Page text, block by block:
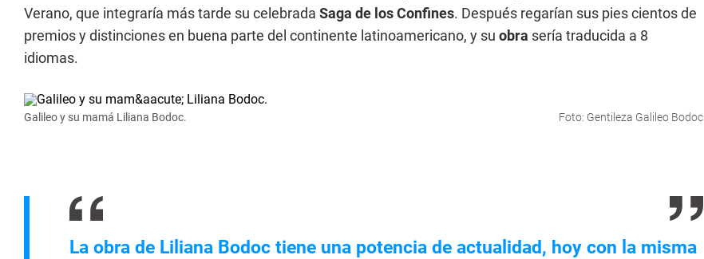
Verano, que integraría más tarde su celebrada Saga de los Confines. Después regarían sus pies cientos de
premios y distinciones en buena parte del continente latinoamericano, y su obra sería traducida a 8
idiomas.
Galileo y su mamá Liliana Bodoc. Foto: Gentileza Galileo Bodoc
La obra de Liliana Bodoc tiene una potencia de actualidad, hoy con la misma